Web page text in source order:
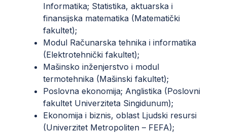
Informatika; Statistika, aktuarska i
finansijska matematika (Matematički
fakultet);
Modul Računarska tehnika i informatika
(Elektrotehnički fakultet);
Mašinsko inženjerstvo i modul
termotehnika (Mašinski fakultet);
Poslovna ekonomija; Anglistika (Poslovni
fakultet Univerziteta Singidunum);
Ekonomija i biznis, oblast Ljudski resursi
(Univerzitet Metropoliten – FEFA);